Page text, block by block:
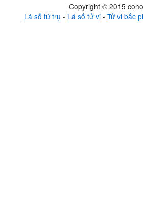
Copyright © 2015
Lá số tứ trụ - Lá số tử vi- Tử vi bắc